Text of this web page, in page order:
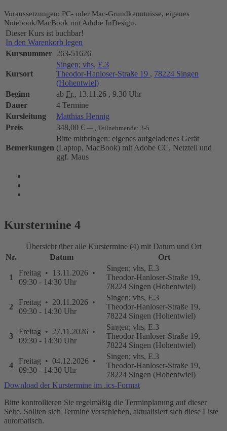
Voraussetzungen: PC- oder Mac-Grundkenntnisse, eigenes
Notebook/MacBook mit Adobe InDesign.
Dieser Kurs ist buchbar!
In den Warenkorb legen
Kursnummer 263-51626
Kursort
Singen; vhs, E.3
Theodor-Hanloser-Straße 19 , 78224 Singen
(Hohentwiel)
Beginn
ab Fr., 13.11.26 , 9.30 Uhr
Dauer
4 Termine
Kursleitung
Matthias Hennig
Preis
348,00 € — , Teilnehmende: 3-5
Bemerkungen
Bitte mitbringen: eigenes aufgeladenes Gerät
(Laptop, MacBook) mit Adobe CC, Netzteil und
ggf. Maus
Kurstermine 4
Übersicht über alle Kurstermine (4) mit Datum und Ort
Nr.
Datum Ort
1
Freitag • 13.11.2026 •
09:30 - 14:30 Uhr
Singen; vhs, E.3
Theodor-Hanloser-Straße 19,
78224 Singen (Hohentwiel)
2
Freitag • 20.11.2026 •
09:30 - 14:30 Uhr
Singen; vhs, E.3
Theodor-Hanloser-Straße 19,
78224 Singen (Hohentwiel)
3
Freitag • 27.11.2026 •
09:30 - 14:30 Uhr
Singen; vhs, E.3
Theodor-Hanloser-Straße 19,
78224 Singen (Hohentwiel)
4
Freitag • 04.12.2026 •
09:30 - 14:30 Uhr
Singen; vhs, E.3
Theodor-Hanloser-Straße 19,
78224 Singen (Hohentwiel)
Download der Kurstermine im .ics-Format
Bitte kontrollieren Sie regelmäßig die Terminplanung auf dieser
Seite. Sollten sich Termine verschieben, aktualisiert sich diese Liste
automatisch.